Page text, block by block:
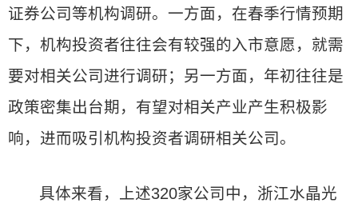
证券公司等机构调研。一方面，在春季行情预期
下，机构投资者往往会有较强的入市意愿，就需
要对相关公司进行调研；另一方面，年初往往是
政策密集出台期，有望对相关产业产生积极影
响，进而吸引机构投资者调研相关公司。
具体来看，上述320家公司中，浙江水晶光